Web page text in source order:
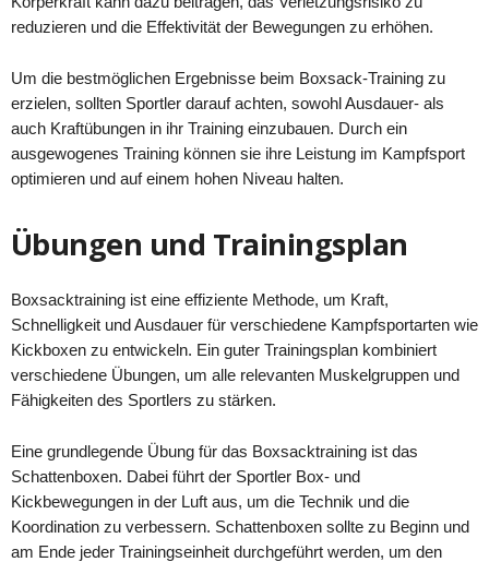
reduzieren und die Effektivität der Bewegungen zu erhöhen.
Um die bestmöglichen Ergebnisse beim Boxsack-Training zu
erzielen, sollten Sportler darauf achten, sowohl Ausdauer- als
auch Kraftübungen in ihr Training einzubauen. Durch ein
ausgewogenes Training können sie ihre Leistung im Kampfsport
optimieren und auf einem hohen Niveau halten.
Übungen und Trainingsplan
Boxsacktraining ist eine effiziente Methode, um Kraft,
Schnelligkeit und Ausdauer für verschiedene Kampfsportarten wie
Kickboxen zu entwickeln. Ein guter Trainingsplan kombiniert
verschiedene Übungen, um alle relevanten Muskelgruppen und
Fähigkeiten des Sportlers zu stärken.
Eine grundlegende Übung für das Boxsacktraining ist das
Schattenboxen. Dabei führt der Sportler Box- und
Kickbewegungen in der Luft aus, um die Technik und die
Koordination zu verbessern. Schattenboxen sollte zu Beginn und
am Ende jeder Trainingseinheit durchgeführt werden, um den